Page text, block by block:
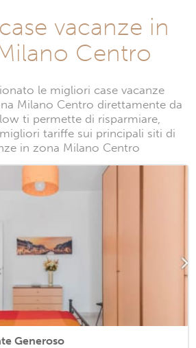
vacanze in
Centro
le migliori case vacanze
Milano Centro direttamente da
ti permette di risparmiare,
tariffe sui principali siti di
in zona Milano Centro
Generoso